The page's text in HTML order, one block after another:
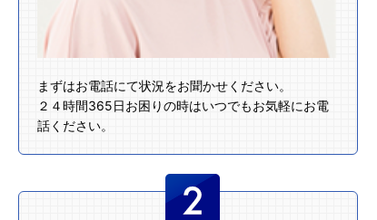
まずはお電話にて状況をお聞かせください。
２４時間365日お困りの時はいつでもお気軽にお電
話ください。